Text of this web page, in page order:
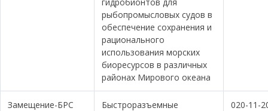
рыбопромысловых судов в
обеспечение сохранения и
рационального
использования морских
биоресурсов в различных
районах Мирового океана
Замещение-БРС
Быстроразъемные
020-11-